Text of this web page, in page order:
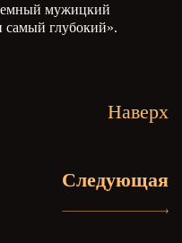
мужицкий
самый глубокий».
Наверх
Следующая